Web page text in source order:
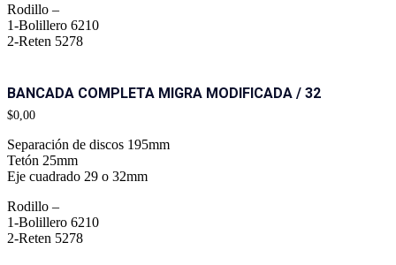
Rodillo –
1-Bolillero 6210
2-Reten 5278
BANCADA COMPLETA MIGRA MODIFICADA / 32
$0,00
Separación de discos 195mm
Tetón 25mm
Eje cuadrado 29 o 32mm
Rodillo –
1-Bolillero 6210
2-Reten 5278